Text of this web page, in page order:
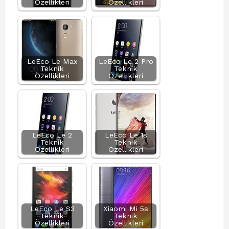
Özellikleri Özellikleri
LeEco Le Max
Teknik
Özellikleri
LeEco Le 2 Pro
Teknik
Özellikleri
LeEco Le 2
Teknik
Özellikleri
LeEco Le 1s
Teknik
Özellikleri
LeEco Le S3
Teknik
Özellikleri
Xiaomi Mi 5s
Teknik
Özellikleri